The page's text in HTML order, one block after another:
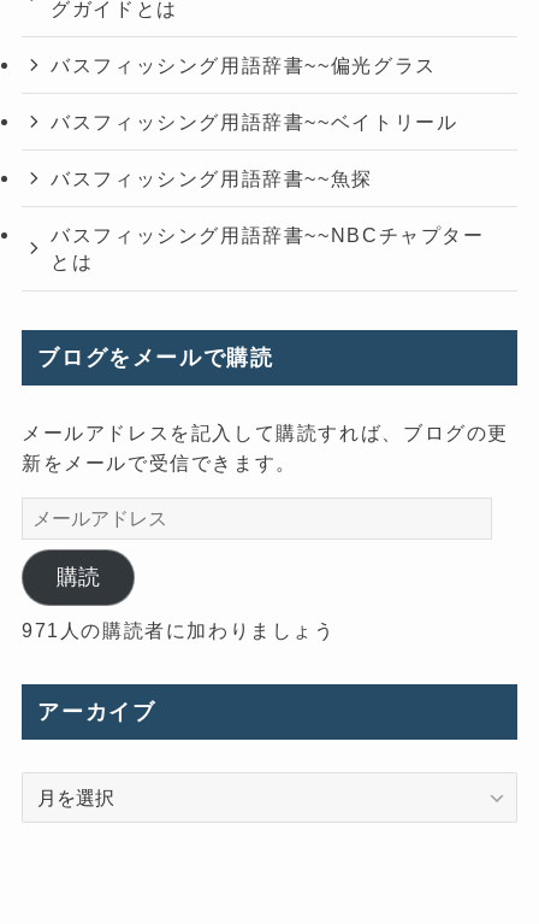
グガイドとは
バスフィッシング用語辞書~~偏光グラス
バスフィッシング用語辞書~~ベイトリール
バスフィッシング用語辞書~~魚探
バスフィッシング用語辞書~~NBCチャプター
とは
ブログをメールで購読
メールアドレスを記入して購読すれば、ブログの更
新をメールで受信できます。
ー
ル
ア
ド
ス
購読
971人の購読者に加わりましょう
アーカイブ